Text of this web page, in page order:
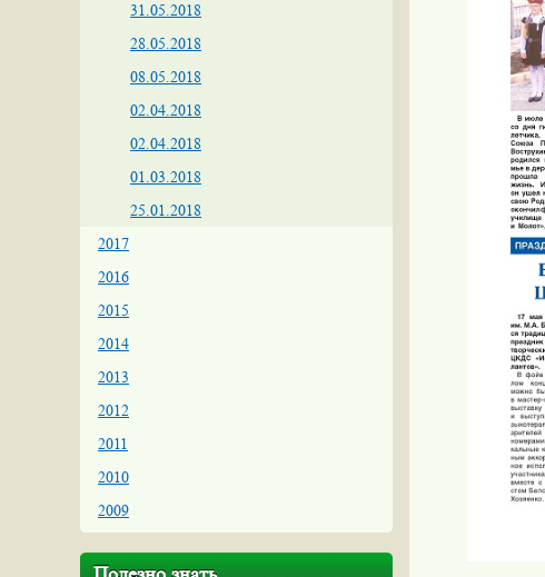
31.05.2018
28.05.2018
08.05.2018
02.04.2018
02.04.2018
01.03.2018
25.01.2018
2017
2016
2015
2014
2013
2012
2011
2010
2009